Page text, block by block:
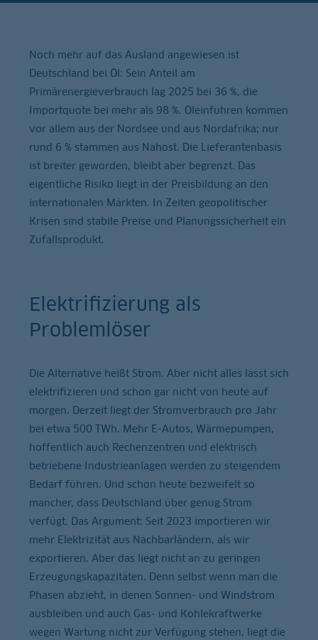
Noch mehr auf das Ausland angewiesen ist
Deutschland bei Öl: Sein Anteil am
Primärenergieverbrauch lag 2025 bei 36 %, die
Importquote bei mehr als 98 %. Öleinfuhren kommen
vor allem aus der Nordsee und aus Nordafrika; nur
rund 6 % stammen aus Nahost. Die Lieferantenbasis
ist breiter geworden, bleibt aber begrenzt. Das
eigentliche Risiko liegt in der Preisbildung an den
internationalen Märkten. In Zeiten geopolitischer
Krisen sind stabile Preise und Planungssicherheit ein
Zufallsprodukt.
Elektrifizierung als
Problemlöser
Die Alternative heißt Strom. Aber nicht alles lässt sich
elektrifizieren und schon gar nicht von heute auf
morgen. Derzeit liegt der Stromverbrauch pro Jahr
bei etwa 500 TWh. Mehr E-Autos, Wärmepumpen,
hoffentlich auch Rechenzentren und elektrisch
betriebene Industrieanlagen werden zu steigendem
Bedarf führen. Und schon heute bezweifelt so
mancher, dass Deutschland über genug Strom
verfügt. Das Argument: Seit 2023 importieren wir
mehr Elektrizität aus Nachbarländern, als wir
exportieren. Aber das liegt nicht an zu geringen
Erzeugungskapazitäten. Denn selbst wenn man die
Phasen abzieht, in denen Sonnen- und Windstrom
ausbleiben und auch Gas- und Kohlekraftwerke
wegen Wartung nicht zur Verfügung stehen, liegt die